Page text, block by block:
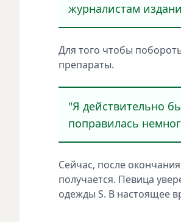
журналистам
Для того чтобы
препараты.
"Я действительно
поправилась
Сейчас, после
получается. Певица
одежды S. В настоящее